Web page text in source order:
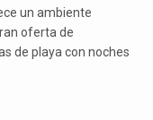
un ambiente
oferta de
de playa con noches